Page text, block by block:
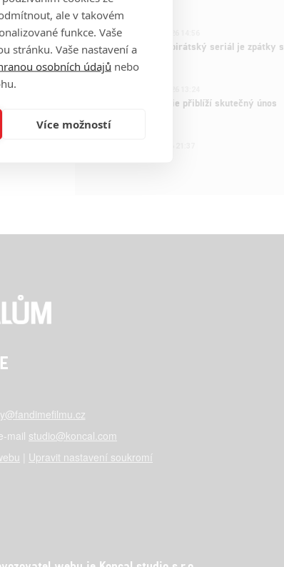
je venku
3ČLÁNEK | 15.03.2026 14:56
One Piece: Oblíbený pirátský seriál je zpátky s
novými epizodami
Nová dramatická série přiblíží skutečný únos
mail studio@koncal.com
Upravit nastavení soukromí
ale v takovém
funkce. Vaše
stránku. Vaše nastavení a
osobních údajů nebo
Více možností